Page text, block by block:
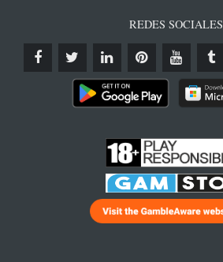
REDES SOCIALES